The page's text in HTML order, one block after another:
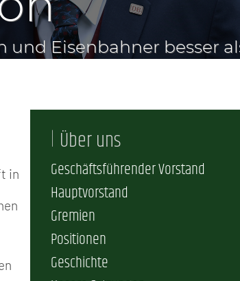
Meisterschaft)
- Mehr als nur Plus (DB AG)
in
Über uns
Geschäftsführender Vorstand
Hauptvorstand
Gremien
Positionen
Geschichte